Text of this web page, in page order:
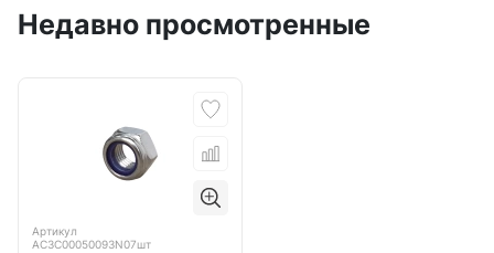
Недавно просмотренные
Артикул
АС3C00050093N07шт